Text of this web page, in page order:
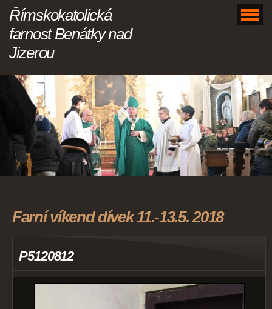
Římskokatolická
farnost Benátky nad
Jizerou
Farní víkend dívek 11.-13.5. 2018
P5120812